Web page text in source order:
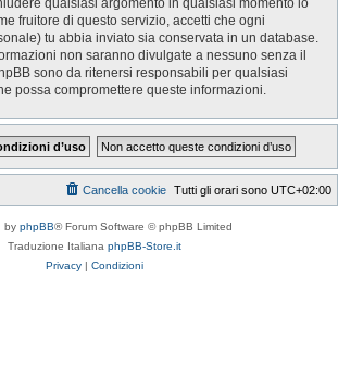
qualsiasi argomento in qualsiasi momento lo
fruitore di questo servizio, accetti che ogni
tu abbia inviato sia conservata in un database.
non saranno divulgate a nessuno senza il
sono da ritenersi responsabili per qualsiasi
possa compromettere queste informazioni.
Tutti gli orari sono UTC+02:00
Cancella cookie
by phpBB® Forum Software © phpBB Limited
Traduzione Italiana phpBB-Store.it
Privacy | Condizioni